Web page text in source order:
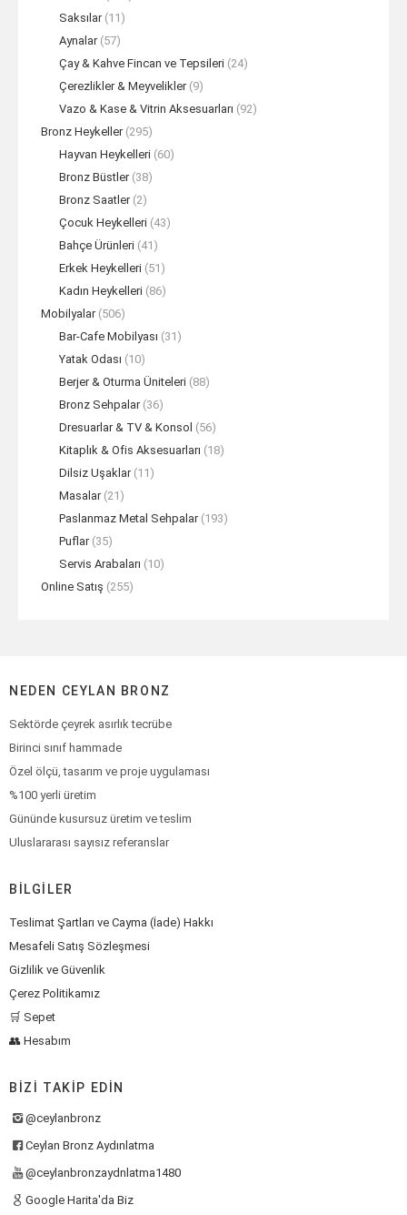
Saksılar (11)
Aynalar (57)
Çay & Kahve Fincan ve Tepsileri (24)
Çerezlikler & Meyvelikler (9)
Vazo & Kase & Vitrin Aksesuarları (92)
Bronz Heykeller (295)
Hayvan Heykelleri (60)
Bronz Büstler (38)
Bronz Saatler (2)
Çocuk Heykelleri (43)
Bahçe Ürünleri (41)
Erkek Heykelleri (51)
Kadın Heykelleri (86)
Mobilyalar (506)
Bar-Cafe Mobilyası (31)
Yatak Odası (10)
Berjer & Oturma Üniteleri (88)
Bronz Sehpalar (36)
Dresuarlar & TV & Konsol (56)
Kitaplık & Ofis Aksesuarları (18)
Dilsiz Uşaklar (11)
Masalar (21)
Paslanmaz Metal Sehpalar (193)
Puflar (35)
Servis Arabaları (10)
Online Satış (255)
NEDEN CEYLAN BRONZ
Sektörde çeyrek asırlık tecrübe
Birinci sınıf hammade
Özel ölçü, tasarım ve proje uygulaması
%100 yerli üretim
Gününde kusursuz üretim ve teslim
Uluslararası sayısız referanslar
BILGILER
Teslimat Şartları ve Cayma (İade) Hakkı
Mesafeli Satış Sözleşmesi
Gizlilik ve Güvenlik
Çerez Politikamız
🛒 Sepet
👥 Hesabım
BIZI TAKIP EDIN
@ceylanbronz
Ceylan Bronz Aydınlatma
@ceylanbronzaydnlatma1480
Google Harita'da Biz